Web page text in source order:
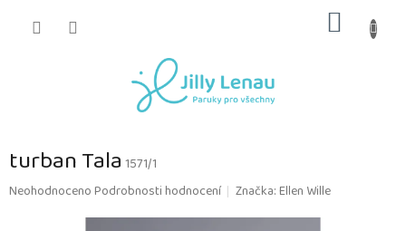
KOŠÍK
turban Tala 1571/1
Průměrné
NeohodnocenoPodrobnosti hodnocení Značka:Ellen Wille